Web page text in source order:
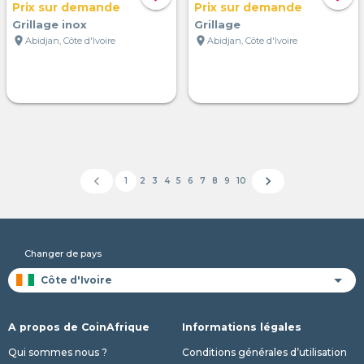
Prix sur demande
Grillage inox
location_on Abidjan, Côte d'Ivoire
Prix sur demande
Grillage
location_on Abidjan, Côte d'Ivoire
chevron_left 1 2 3 4 5 6 7 8 9 10 chevron_right
Changer de pays
A propos de CoinAfrique
Qui sommes nous ?
Informations légales
Conditions générales d’utilisation